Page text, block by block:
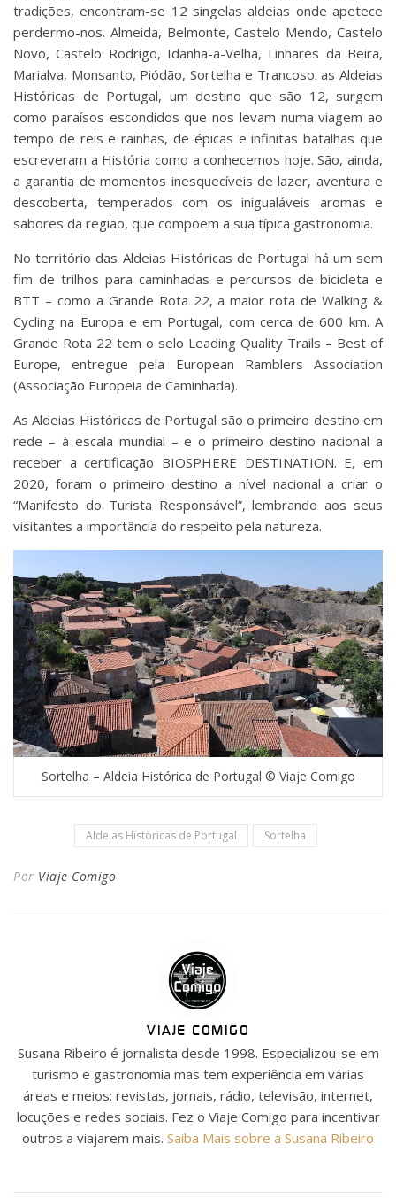
tradições, encontram-se 12 singelas aldeias onde apetece
perdermo-nos. Almeida, Belmonte, Castelo Mendo, Castelo
Novo, Castelo Rodrigo, Idanha-a-Velha, Linhares da Beira,
Marialva, Monsanto, Piódão, Sortelha e Trancoso: as Aldeias
Históricas de Portugal, um destino que são 12, surgem
como paraísos escondidos que nos levam numa viagem ao
tempo de reis e rainhas, de épicas e infinitas batalhas que
escreveram a História como a conhecemos hoje. São, ainda,
a garantia de momentos inesquecíveis de lazer, aventura e
descoberta, temperados com os inigualáveis aromas e
sabores da região, que compõem a sua típica gastronomia.
No território das Aldeias Históricas de Portugal há um sem
fim de trilhos para caminhadas e percursos de bicicleta e
BTT – como a Grande Rota 22, a maior rota de Walking &
Cycling na Europa e em Portugal, com cerca de 600 km. A
Grande Rota 22 tem o selo Leading Quality Trails – Best of
Europe, entregue pela European Ramblers Association
(Associação Europeia de Caminhada).
As Aldeias Históricas de Portugal são o primeiro destino em
rede – à escala mundial – e o primeiro destino nacional a
receber a certificação BIOSPHERE DESTINATION. E, em
2020, foram o primeiro destino a nível nacional a criar o
“Manifesto do Turista Responsável”, lembrando aos seus
visitantes a importância do respeito pela natureza.
Sortelha – Aldeia Histórica de Portugal © Viaje Comigo
Aldeias Históricas de Portugal Sortelha
Por Viaje Comigo
VIAJE COMIGO
Susana Ribeiro é jornalista desde 1998. Especializou-se em
turismo e gastronomia mas tem experiência em várias
áreas e meios: revistas, jornais, rádio, televisão, internet,
locuções e redes sociais. Fez o Viaje Comigo para incentivar
outros a viajarem mais. Saiba Mais sobre a Susana Ribeiro